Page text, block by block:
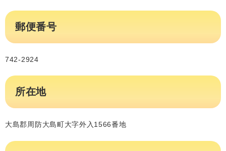
郵便番号
742-2924
所在地
大島郡周防大島町大字外入1566番地